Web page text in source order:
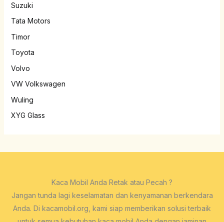
Suzuki
Tata Motors
Timor
Toyota
Volvo
VW Volkswagen
Wuling
XYG Glass
Kaca Mobil Anda Retak atau Pecah ?
Jangan tunda lagi keselamatan dan kenyamanan berkendara
Anda. Di kacamobil.org, kami siap memberikan solusi terbaik